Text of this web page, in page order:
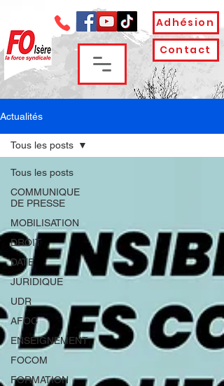
Adhésion
Contact
Actualités
Tous les posts
COMMUNIQUE
DE PRESSE
MOBILISATION
DROIT
DATE
JURIDIQUE
UDR
AFOC
ENSEIGNEMENT
FOCOM
FORMATION
Tous les posts